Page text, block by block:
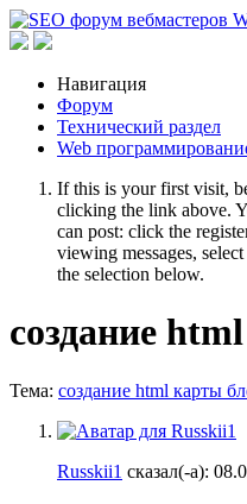
Навигация
Форум
Технический раздел
Web
If this is your first visit,
clicking the link above.
can post: click the
viewing messages,
the selection below.
создание
Тема: создание html карты
Russkii1 сказал(-а):